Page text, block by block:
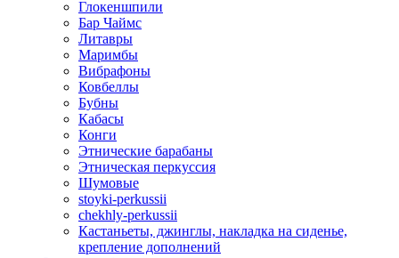
Глокеншпили
Бар Чаймс
Литавры
Маримбы
Вибрафоны
Ковбеллы
Бубны
Кабасы
Конги
Этнические барабаны
Этническая перкуссия
Шумовые
stoyki-perkussii
chekhly-perkussii
Кастаньеты, джинглы, накладка на сиденье,
крепление дополнений